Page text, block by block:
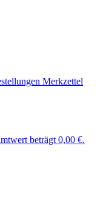
Merkzettel
beträgt 0,00 €.